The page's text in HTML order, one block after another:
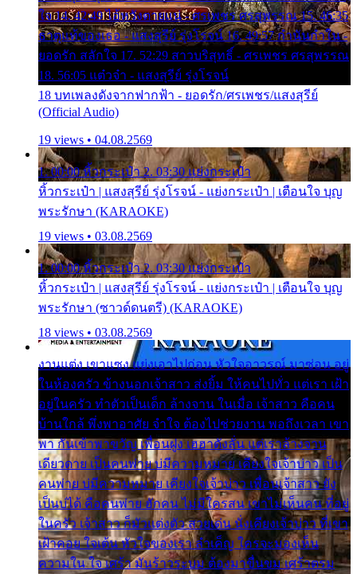
ใจ 14. 42:49 ไอ้หวังตายแน่ - ศรเพชร ศรสุพรรณ 15. 46:35
ธาตุแท้ของเธอ - แสงสุรีย์ รุ่งโรจน์ 16. 49:57 กำนันกำใน -
ยอดรัก สลักใจ 17. 52:29 สาวบริสุทธิ์ - ศรเพชร ศรสุพรรณ
18. 56:05 แต๋วจ๋า - แสงสุรีย์ รุ่งโรจน์
18 บทเพลงดังจากฟากฟ้า - ยอดรัก/ศรเพชร/แสงสุรีย์
(Official Audio)
19 views • 04.08.2569
1. 00:00 หิ้วกระเป๋า 2. 03:30 แย่งกระเป๋า
หิ้วกระเป๋า | แสงสุรีย์ รุ่งโรจน์ - แย่งกระเป๋า | เตือนใจ บุญ
พระรักษา (KARAOKE)
19 views • 03.08.2569
1. 00:00 หิ้วกระเป๋า 2. 03:30 แย่งกระเป๋า
หิ้วกระเป๋า | แสงสุรีย์ รุ่งโรจน์ - แย่งกระเป๋า | เตือนใจ บุญ
พระรักษา (ซาวด์ดนตรี) (KARAOKE)
18 views • 03.08.2569
งานแต่ง เขาแซง แย่งเอาไปก่อน หัวใจอาวรณ์ มาซ่อน อยู่
ในห้องครัว ข้างนอกเจ้าสาว ส่งยิ้ม ให้คนไปทั่ว แต่เรา เฝ้า
อยู่ในครัว ทำตัวเป็นเด็ก ล้างจาน ในเมื่อ เจ้าสาว คือคน
บ้านใกล้ พึ่งพาอาศัย จำใจ ต้องไปช่วยงาน พอถึงเวลา เขา
พา กันเข้าพาขวัญ เพื่อนฝูง เฮฮาดังลั่น แต่เราล้างจาน
เดียวดาย เป็นคนพ่าย บ่มีความหมาย เคียงใจเจ้าบ่าว เป็น
คนพ่าย บ่มีความหมาย เคียงใจเจ้าบ่าว เพื่อนเจ้าสาว ยัง
เป็นบ่ได้ คือคนพ่าย ฮักคน ไม่มีใครสน เขาไม่เห็นคน ที่อยู่
ในครัว เจ้าสาว ก็มัวแต่งตัว สวยเด่น นั่งเคียงเจ้าบ่าว ที่เขา
เฝ้าคอย ใจเต้น หัวใจของเรา ลำเค็ญ ใครจะมองเห็น
ความใน ใจ เศร้า มันร้าวระบม ต้องมาขื่นขม เศร้าตรม